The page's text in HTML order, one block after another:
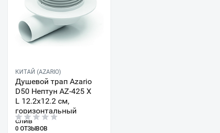
КИТАЙ (AZARIO)
Душевой трап Azario
D50 Нептун AZ-425 X
L 12.2х12.2 см,
горизонтальный
слив
0 ОТЗЫВОВ